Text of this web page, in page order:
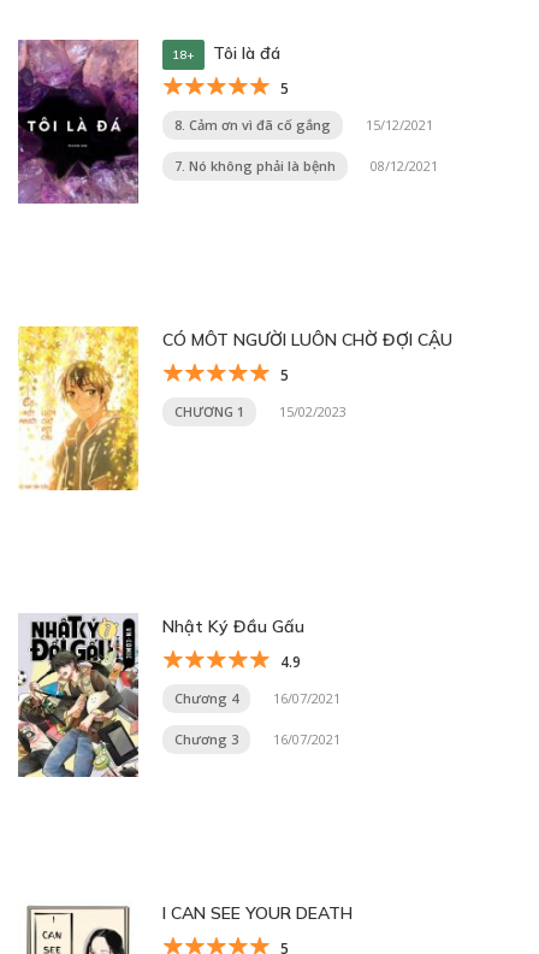
18+ Tôi là đá
5
8. Cảm ơn vì đã cố gắng 15/12/2021
7. Nó không phải là bệnh 08/12/2021
CÓ MÔT NGƯỜI LUÔN CHỜ ĐỢI CẬU
5
CHƯƠNG 1 15/02/2023
Nhật Ký Đầu Gấu
4.9
Chương 4 16/07/2021
Chương 3 16/07/2021
I CAN SEE YOUR DEATH
5